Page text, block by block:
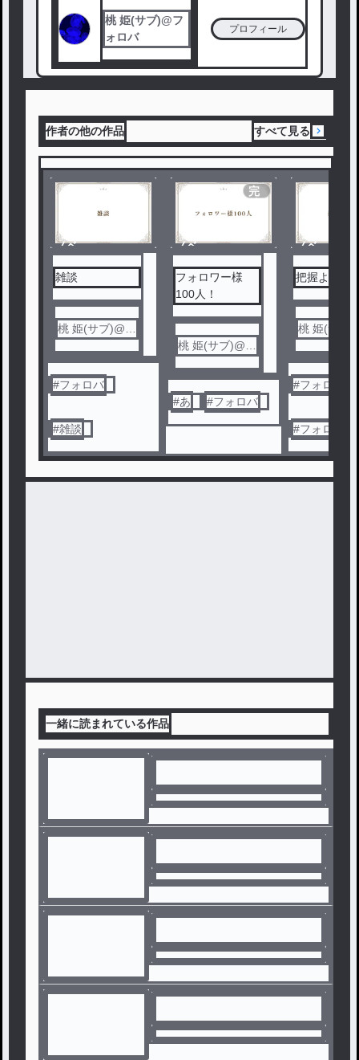
桃 姫(サブ)@フ
ォロバ
プロフィール
作者の他の作品 すべて見る
ノベ
雑談
桃 姫(サブ)@フ
#フォロバ
#雑談
ノベ
完
フォロワー様
100人！
桃 姫(サブ)@フ
#あ #フォロバ
ノベ
把握よろ！
桃 姫(サブ
#フォロバ
#フォロセ
一緒に読まれている作品